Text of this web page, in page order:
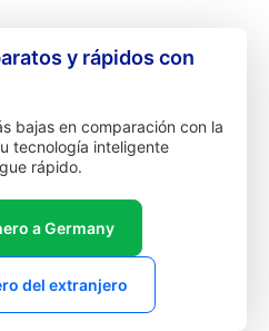
y rápidos con
bajas en comparación con la
tecnología inteligente
rápido.
a Germany
del extranjero